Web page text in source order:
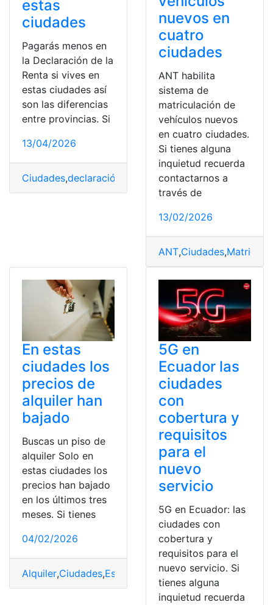
estas
ciudades
Pagarás menos en
la Declaración de la
Renta si vives en
estas ciudades así
son las diferencias
entre provincias. Si
13/04/2026
Ciudades,declaración Diferencias,España,Pagarás
nuevos en
cuatro
ciudades
ANT habilita
sistema de
matriculación de
vehículos nuevos
en cuatro ciudades.
Si tienes alguna
inquietud recuerda
contactarnos a
través de
13/02/2026
ANT,Ciudades,
En estas
ciudades los
precios de
alquiler han
bajado
Buscas un piso de
alquiler Solo en
estas ciudades los
precios han bajado
en los últimos tres
meses. Si tienes
04/02/2026
Alquiler,Ciudades,España piso,Precios
5G en
Ecuador las
ciudades
con
cobertura y
requisitos
para el
nuevo
servicio
5G en Ecuador: las
ciudades con
cobertura y
requisitos para el
nuevo servicio. Si
tienes alguna
inquietud recuerda